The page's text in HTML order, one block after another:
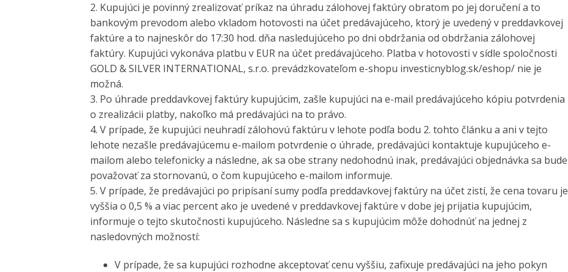
2. Kupujúci je povinný zrealizovať príkaz na úhradu zálohovej faktúry obratom po jej doručení a to
bankovým prevodom alebo vkladom hotovosti na účet predávajúceho, ktorý je uvedený v preddavkovej
faktúre a to najneskôr do 17:30 hod. dňa nasledujúceho po dni obdržania od obdržania zálohovej
faktúry. Kupujúci vykonáva platbu v EUR na účet predávajúceho. Platba v hotovosti v sídle spoločnosti
GOLD & SILVER INTERNATIONAL, s.r.o. prevádzkovateľom e-shopu investicnyblog.sk/eshop/ nie je
možná.
3. Po úhrade preddavkovej faktúry kupujúcim, zašle kupujúci na e-mail predávajúceho kópiu potvrdenia
o zrealizácii platby, nakoľko má predávajúci na to právo.
4. V prípade, že kupujúci neuhradí zálohovú faktúru v lehote podľa bodu 2. tohto článku a ani v tejto
lehote nezašle predávajúcemu e-mailom potvrdenie o úhrade, predávajúci kontaktuje kupujúceho e-
mailom alebo telefonicky a následne, ak sa obe strany nedohodnú inak, predávajúci objednávka sa bude
považovať za stornovanú, o čom kupujúceho e-mailom informuje.
5. V prípade, že predávajúci po pripísaní sumy podľa preddavkovej faktúry na účet zistí, že cena tovaru je
vyššia o 0,5 % a viac percent ako je uvedené v preddavkovej faktúre v dobe jej prijatia kupujúcim,
informuje o tejto skutočnosti kupujúceho. Následne sa s kupujúcim môže dohodnúť na jednej z
nasledovných možností:
V prípade, že sa kupujúci rozhodne akceptovať cenu vyššiu, zafixuje predávajúci na jeho pokyn